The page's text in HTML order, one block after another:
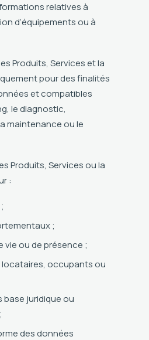
relatives à
d’équipements ou à
Produits, Services et la
pour des finalités
et compatibles
le diagnostic,
maintenance ou le
Produits, Services ou la
:
;
vie ou de présence ;
occupants ou
juridique ou
des données